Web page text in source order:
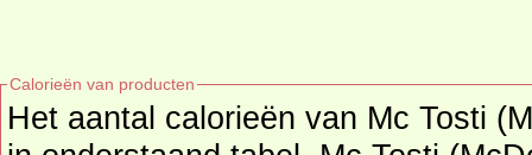
Calorieën van producten
Het aantal calorieën van Mc Tosti